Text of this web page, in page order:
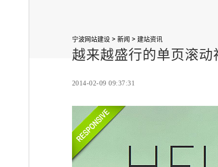
宁波网站建设> 新闻 > 建站资讯
越来越盛行的单页滚动
2014-02-09 09:37:31